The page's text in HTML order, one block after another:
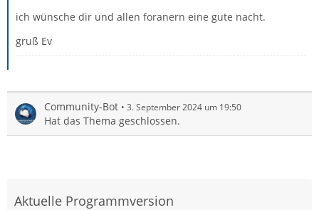
ich wünsche dir und allen foranern eine gute nacht.
gruß Ev
Community-Bot 3. September 2024 um 19:50
Hat das Thema geschlossen.
Aktuelle Programmversion